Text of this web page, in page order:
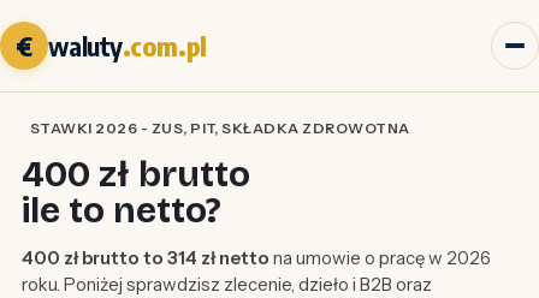
€ waluty.com.pl
STAWKI 2026 - ZUS, PIT, SKŁADKA ZDROWOTNA
400 zł brutto
ile to netto?
400 zł brutto to 314 zł netto na umowie o pracę w 2026
roku. Poniżej sprawdzisz zlecenie, dzieło i B2B oraz